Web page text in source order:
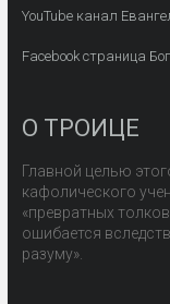
YouTube канал
Facebook страница
О ТРОИЦЕ
Главной целью
кафолического
«превратных
ошибается
разуму».